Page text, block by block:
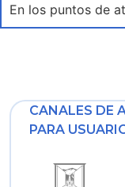
En los puntos de
CANALES DE
PARA